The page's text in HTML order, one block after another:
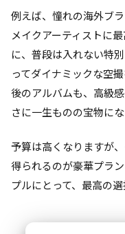
例えば、憧れの海外ブ
メイクアーティストに
に、普段は入れない特
ってダイナミックな空
後のアルバムも、高級
さに一生ものの宝物にな
予算は高くなりますが
得られるのが豪華プラ
プルにとって、最高の選